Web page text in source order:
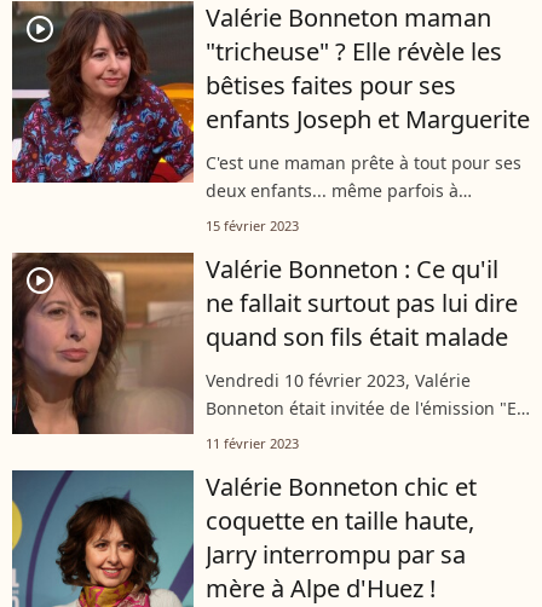
player2
Valérie Bonneton maman
"tricheuse" ? Elle révèle les
bêtises faites pour ses
enfants Joseph et Marguerite
C'est une maman prête à tout pour ses
deux enfants... même parfois à
dépasser quelques limites ! Mère poule
ans), Valérie Bonneton s'est livrée...
15 février 2023
player2
Valérie Bonneton : Ce qu'il
ne fallait surtout pas lui dire
quand son fils était malade
Vendredi 10 février 2023, Valérie
Bonneton était invitée de l'émission "En
aparté" sur "Canal+". Au gré des
revenur sur la plus grande épreuve...
11 février 2023
Valérie Bonneton chic et
coquette en taille haute,
Jarry interrompu par sa
mère à Alpe d'Huez !